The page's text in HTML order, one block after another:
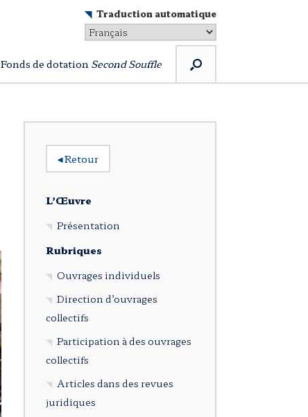
Traduction automatique
Fonds de dotation Second Souffle
◂Retour
L’Œuvre
Présentation
Rubriques
Ouvrages individuels
Direction d’ouvrages
collectifs
Participation à des ouvrages
collectifs
Articles dans des revues
juridiques